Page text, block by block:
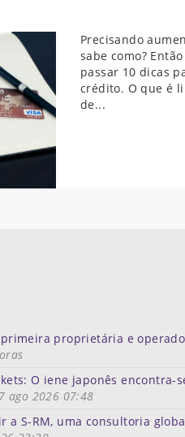
Precisando
sabe como?
passar 10 dicas
crédito. O que é
de...
proprietária e
O iene japonês
ago 2026 07:48
a S-RM, uma consultoria